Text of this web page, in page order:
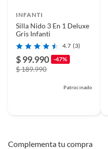
INFANTI
Silla Nido 3 En 1 Deluxe
Gris Infanti
4.7 (3)
$ 99.990 -47%
$ 189.990
Patrocinado
Complementa tu compra